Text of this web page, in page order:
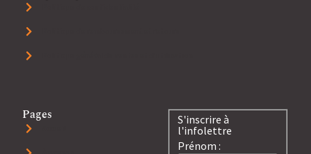
Pages
S'inscrire à
l'infolettre
Prénom :